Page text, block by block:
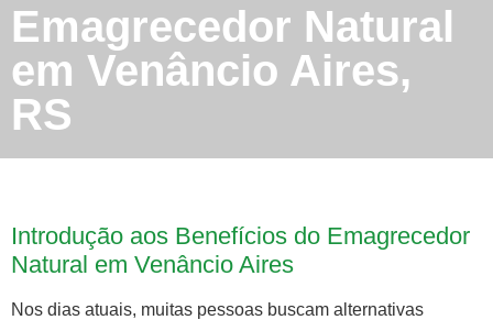
Emagrecedor Natural
em Venâncio Aires,
RS
Introdução aos Benefícios do Emagrecedor
Natural em Venâncio Aires
Nos dias atuais, muitas pessoas buscam alternativas